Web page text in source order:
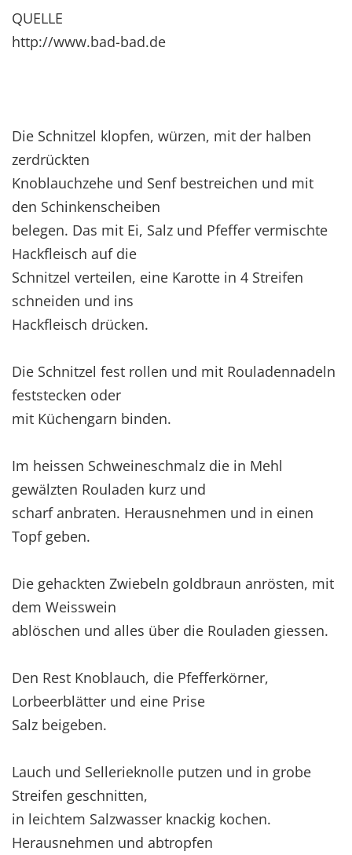
QUELLE
http://www.bad-bad.de
Die Schnitzel klopfen, würzen, mit der halben
zerdrückten
Knoblauchzehe und Senf bestreichen und mit
den Schinkenscheiben
belegen. Das mit Ei, Salz und Pfeffer vermischte
Hackfleisch auf die
Schnitzel verteilen, eine Karotte in 4 Streifen
schneiden und ins
Hackfleisch drücken.
Die Schnitzel fest rollen und mit Rouladennadeln
feststecken oder
mit Küchengarn binden.
Im heissen Schweineschmalz die in Mehl
gewälzten Rouladen kurz und
scharf anbraten. Herausnehmen und in einen
Topf geben.
Die gehackten Zwiebeln goldbraun anrösten, mit
dem Weisswein
ablöschen und alles über die Rouladen giessen.
Den Rest Knoblauch, die Pfefferkörner,
Lorbeerblätter und eine Prise
Salz beigeben.
Lauch und Sellerieknolle putzen und in grobe
Streifen geschnitten,
in leichtem Salzwasser knackig kochen.
Herausnehmen und abtropfen